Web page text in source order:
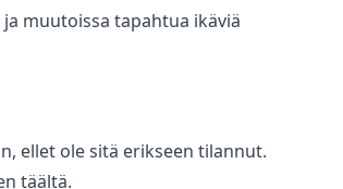
muutoissa tapahtua ikäviä
ellet ole sitä erikseen tilannut.
täältä.